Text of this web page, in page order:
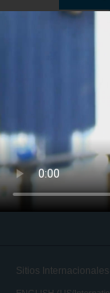
Sitios Internacionales